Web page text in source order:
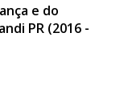
e do
PR (2016 -